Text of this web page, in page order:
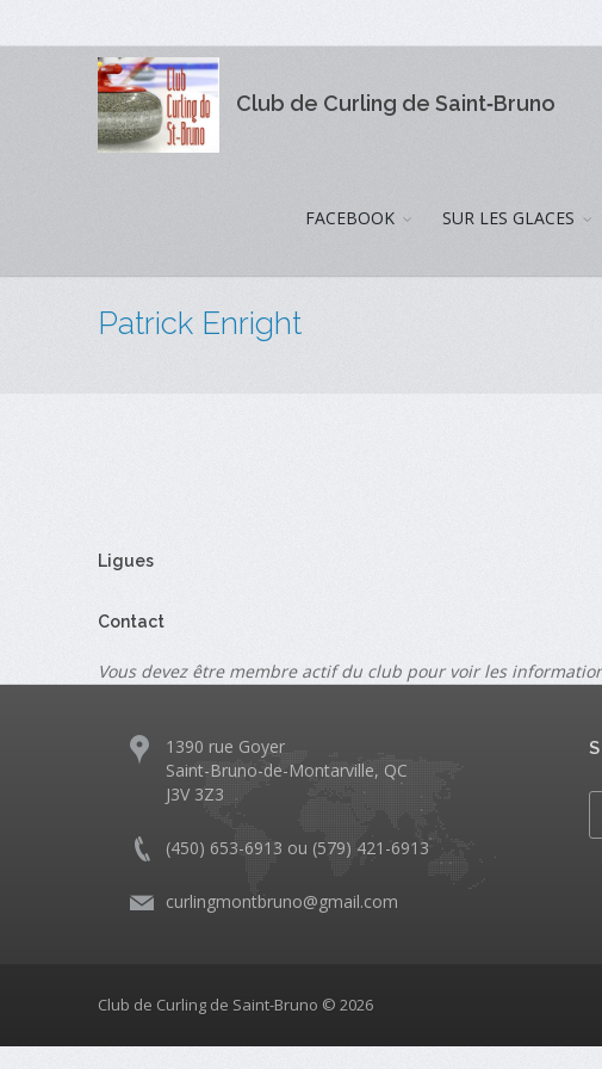
Club de Curling de Saint‑Bruno
FACEBOOK SUR LES GLACES
Patrick Enright
Ligues
Contact
Vous devez être membre actif du club pour voir les
1390 rue Goyer
Saint-Bruno-de-Montarville, QC
J3V 3Z3
(450) 653-6913 ou (579) 421-6913
curlingmontbruno@gmail.com
Club de Curling de Saint-Bruno © 2026